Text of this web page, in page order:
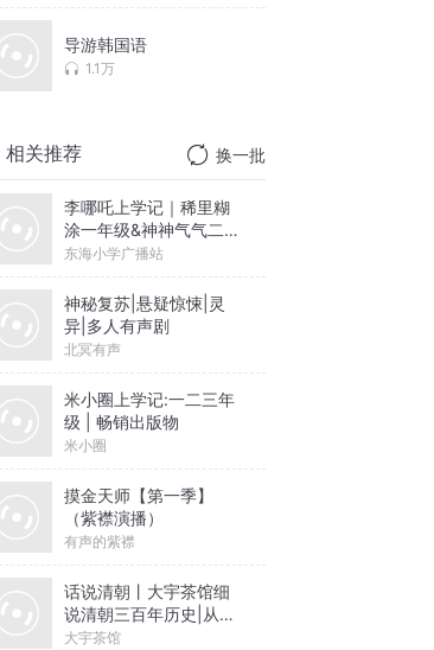
导游韩国语
1.1万
相关推荐 换一批
李哪吒上学记｜稀里糊
涂一年级&神神气气二年
级
东海小学广播站
神秘复苏|悬疑惊悚|灵
异|多人有声剧
北冥有声
米小圈上学记:一二三年
级 | 畅销出版物
米小圈
摸金天师【第一季】
（紫襟演播）
有声的紫襟
话说清朝丨大宇茶馆细
说清朝三百年历史|从努
尔哈赤到末代皇帝溥仪|
大宇茶馆